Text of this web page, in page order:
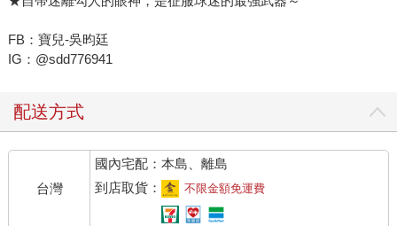
FB：寶兒-吳昀廷
IG：@sdd776941
配送方式
台灣
國內宅配：本島、離島
到店取貨：
不限金額免運費